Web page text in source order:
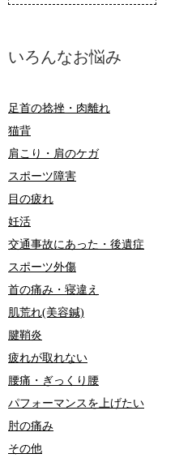
いろんなお悩み
足首の捻挫・肉離れ
猫背
肩こり・肩のケガ
スポーツ障害
目の疲れ
妊活
交通事故にあった・後遺症
スポーツ外傷
首の痛み・寝違え
肌荒れ(美容鍼)
腱鞘炎
疲れが取れない
腰痛・ぎっくり腰
パフォーマンスを上げたい
肘の痛み
その他